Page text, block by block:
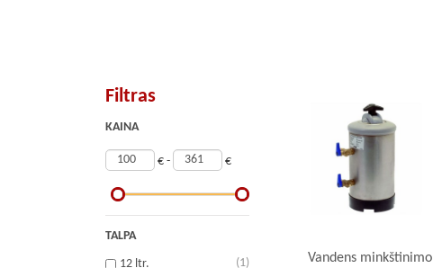
Filtras
KAINA
€ - €
TALPA
12 ltr.
(1)
Vandens minkštinimo